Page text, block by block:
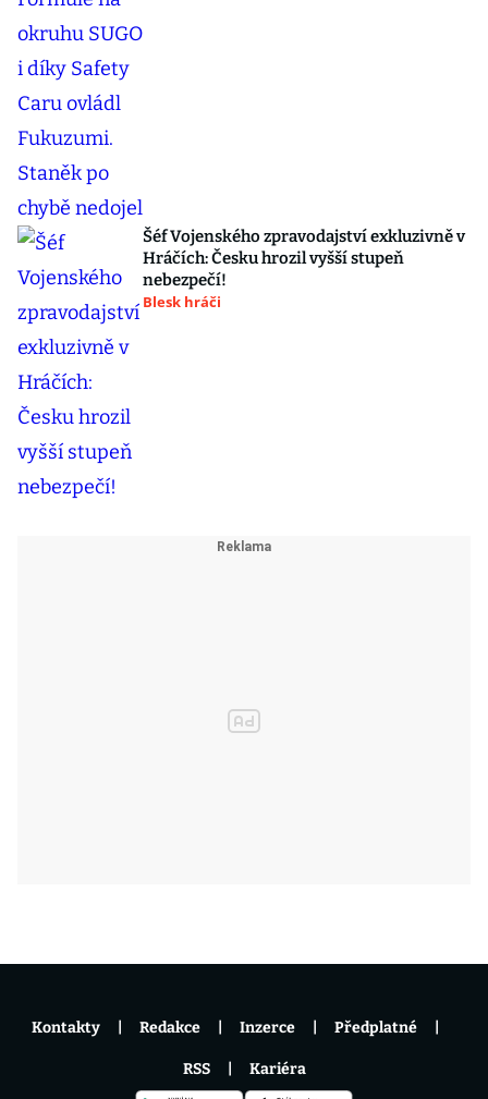
Šéf Vojenského zpravodajství exkluzivně v
Hráčích: Česku hrozil vyšší stupeň
nebezpečí!
Blesk hráči
Kontakty Redakce Inzerce Předplatné
RSS Kariéra